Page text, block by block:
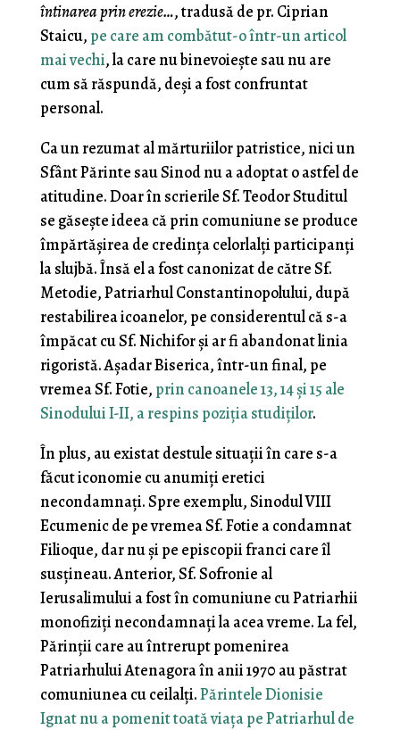
întinarea prin erezie…, tradusă de pr. Ciprian
Staicu, pe care am combătut-o într-un articol
mai vechi, la care nu binevoiește sau nu are
cum să răspundă, deși a fost confruntat
personal.
Ca un rezumat al mărturiilor patristice, nici un
Sfânt Părinte sau Sinod nu a adoptat o astfel de
atitudine. Doar în scrierile Sf. Teodor Studitul
se găsește ideea că prin comuniune se produce
împărtășirea de credința celorlalți participanți
la slujbă. Însă el a fost canonizat de către Sf.
Metodie, Patriarhul Constantinopolului, după
restabilirea icoanelor, pe considerentul că s-a
împăcat cu Sf. Nichifor și ar fi abandonat linia
rigoristă. Așadar Biserica, într-un final, pe
vremea Sf. Fotie, prin canoanele 13, 14 și 15 ale
Sinodului I-II, a respins poziția studiților.
În plus, au existat destule situații în care s-a
făcut iconomie cu anumiți eretici
necondamnați. Spre exemplu, Sinodul VIII
Ecumenic de pe vremea Sf. Fotie a condamnat
Filioque, dar nu și pe episcopii franci care îl
susțineau. Anterior, Sf. Sofronie al
Ierusalimului a fost în comuniune cu Patriarhii
monofiziți necondamnați la acea vreme. La fel,
Părinții care au întrerupt pomenirea
Patriarhului Atenagora în anii 1970 au păstrat
comuniunea cu ceilalți.Părintele Dionisie
Ignat nu a pomenit toată viața pe Patriarhul de